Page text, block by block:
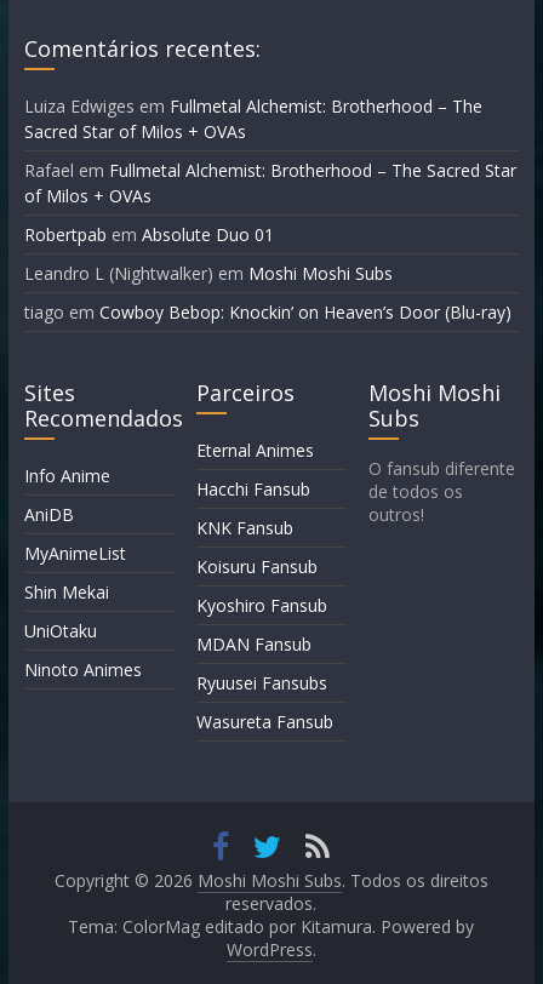
Comentários recentes:
Luiza Edwiges em Fullmetal Alchemist: Brotherhood – The
Sacred Star of Milos + OVAs
Rafael em Fullmetal Alchemist: Brotherhood – The Sacred Star
of Milos + OVAs
Robertpab em Absolute Duo 01
Leandro L (Nightwalker) em Moshi Moshi Subs
tiago em Cowboy Bebop: Knockin’ on Heaven’s Door (Blu-ray)
Sites
Recomendados
Info Anime
AniDB
MyAnimeList
Shin Mekai
UniOtaku
Ninoto Animes
Parceiros
Eternal Animes
Hacchi Fansub
KNK Fansub
Koisuru Fansub
Kyoshiro Fansub
MDAN Fansub
Ryuusei Fansubs
Wasureta Fansub
Moshi Moshi
Subs
O fansub diferente
de todos os
outros!
Copyright © 2026 Moshi Moshi Subs. Todos os direitos
reservados.
Tema: ColorMag editado por Kitamura. Powered by
WordPress.